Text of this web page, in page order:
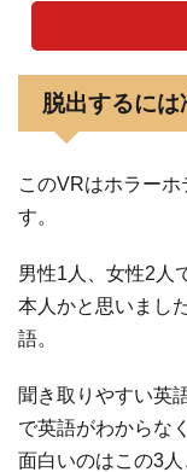
脱出するには
このVRはホラー
す。
男性1人、女性2人
本人かと思いまし
語。
聞き取りやすい英
で英語がわからな
面白いのはこの3